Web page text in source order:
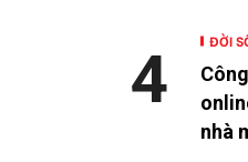
ĐỜI
nhà
4